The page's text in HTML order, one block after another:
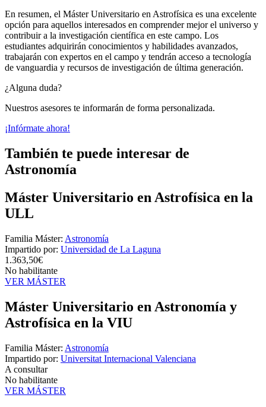
En resumen, el Máster Universitario en Astrofísica es una excelente
opción para aquellos interesados en comprender mejor el universo y
contribuir a la investigación científica en este campo. Los
estudiantes adquirirán conocimientos y habilidades avanzados,
trabajarán con expertos en el campo y tendrán acceso a tecnología
de vanguardia y recursos de investigación de última generación.
¿Alguna duda?
Nuestros asesores te informarán de forma personalizada.
¡Infórmate ahora!
También te puede interesar de
Astronomía
Máster Universitario en Astrofísica en la
ULL
Familia Máster: Astronomía
Impartido por: Universidad de La Laguna
1.363,50€
No habilitante
VER MÁSTER
Máster Universitario en Astronomía y
Astrofísica en la VIU
Familia Máster: Astronomía
Impartido por: Universitat Internacional Valenciana
A consultar
No habilitante
VER MÁSTER